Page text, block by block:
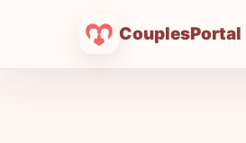
CouplesPortal